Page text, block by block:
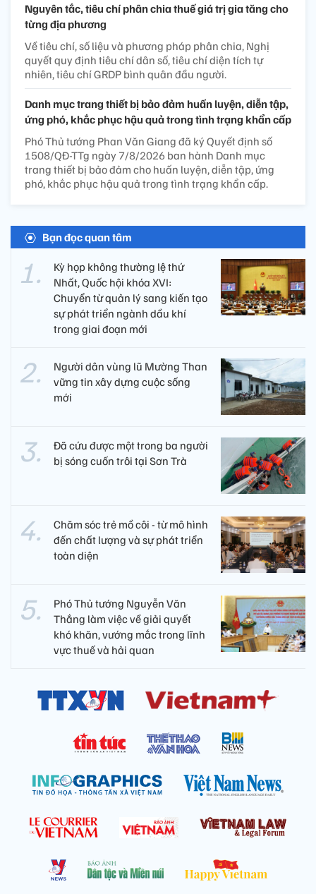
Nguyên tắc, tiêu chí phân chia thuế giá trị gia tăng cho
từng địa phương
Về tiêu chí, số liệu và phương pháp phân chia, Nghị
quyết quy định tiêu chí dân số, tiêu chí diện tích tự
nhiên, tiêu chí GRDP bình quân đầu người.
Danh mục trang thiết bị bảo đảm huấn luyện, diễn tập,
ứng phó, khắc phục hậu quả trong tình trạng khẩn cấp
Phó Thủ tướng Phan Văn Giang đã ký Quyết định số
1508/QĐ-TTg ngày 7/8/2026 ban hành Danh mục
trang thiết bị bảo đảm cho huấn luyện, diễn tập, ứng
phó, khắc phục hậu quả trong tình trạng khẩn cấp.
Bạn đọc quan tâm
Kỳ họp không thường lệ thứ
Nhất, Quốc hội khóa XVI:
Chuyển từ quản lý sang kiến tạo
sự phát triển ngành dầu khí
trong giai đoạn mới
Người dân vùng lũ Mường Than
vững tin xây dựng cuộc sống
mới
Đã cứu được một trong ba người
bị sóng cuốn trôi tại Sơn Trà
Chăm sóc trẻ mồ côi - từ mô hình
đến chất lượng và sự phát triển
toàn diện
Phó Thủ tướng Nguyễn Văn
Thắng làm việc về giải quyết
khó khăn, vướng mắc trong lĩnh
vực thuế và hải quan